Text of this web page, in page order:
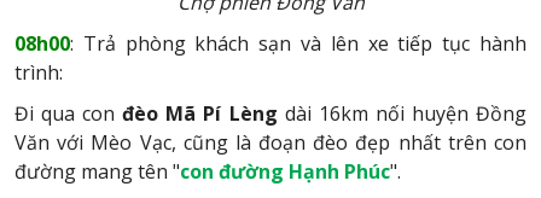
08h00: Trả phòng khách sạn và lên xe tiếp tục hành
trình:
Đi qua conđèo Mã Pí Lèng dài 16km nối huyện Đồng
Văn với Mèo Vạc, cũng là đoạn đèo đẹp nhất trên con
đường mang tên "con đường Hạnh Phúc".